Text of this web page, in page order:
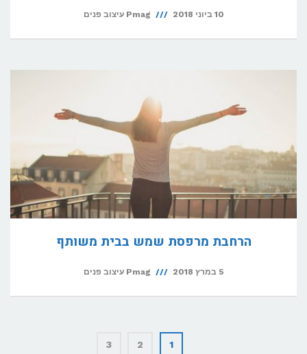
10 ביוני 2018 Pmag עיצוב פנים
הרחבת מרפסת שמש בבית משותף
5 במרץ 2018 Pmag עיצוב פנים
1
2
3